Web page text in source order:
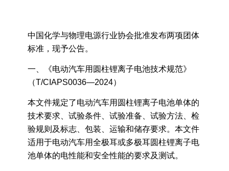
中国化学与物理电源行业协会批准发布两项团体
标准，现予公告。
一、《电动汽车用圆柱锂离子电池技术规范》
（T/CIAPS0036—2024）
本文件规定了电动汽车用圆柱锂离子电池单体的
技术要求、试验条件、试验准备、试验方法、检
验规则及标志、包装、运输和储存要求。本文件
适用于电动汽车用全极耳或多极耳圆柱锂离子电
池单体的电性能和安全性能的要求及测试。